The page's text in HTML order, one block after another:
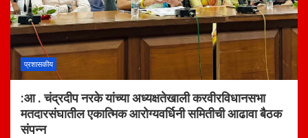
प्रशासकीय
:आ . चंद्रदीप नरके यांच्या अध्यक्षतेखाली करवीरविधानसभा
मतदारसंघातील एकात्मिक आरोग्यवर्धिनी समितीची आढावा बैठक
संपन्न